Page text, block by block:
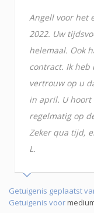
Angell voor het
2022. Uw
helemaal. Ook
contract. Ik heb
vertrouw op u
in april. U
regelmatig op
Zeker qua tijd,
L.
Getuigenis geplaatst
Getuigenis voor